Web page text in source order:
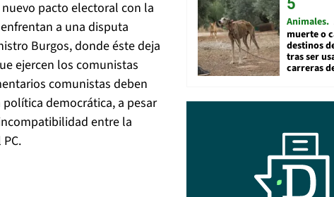
pacto electoral con la
a una disputa
Burgos, donde éste deja
ejercen los comunistas
comunistas deben
democrática, a pesar
entre la
Animales
muerte o
destinos
tras ser
carreras